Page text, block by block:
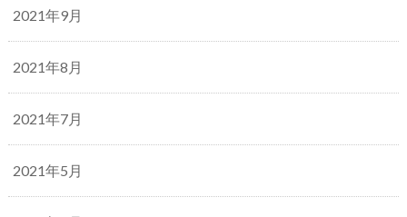
2021年9月
2021年8月
2021年7月
2021年5月